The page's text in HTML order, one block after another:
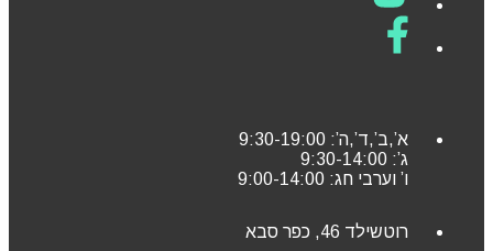
א’,ב’,ד’,ה’: 9:30-19:00
ג’: 9:30-14:00
ו’ וערבי חג: 9:00-14:00
רוטשילד 46, כפר סבא